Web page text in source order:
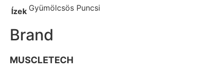
Ízek Gyümölcsös Puncsi
Brand
MUSCLETECH